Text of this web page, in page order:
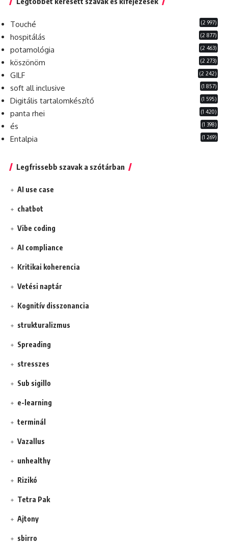
Touché (2 997)
hospitálás (2 877)
potamológia (2 463)
köszönöm (2 273)
GILF (2 242)
soft all inclusive (1 857)
Digitális tartalomkészítő (1 595)
panta rhei (1 420)
és (1 398)
Entalpia (1 269)
Legfrissebb szavak a szótárban
AI use case
chatbot
Vibe coding
AI compliance
Kritikai koherencia
Vetési naptár
Kognitív disszonancia
strukturalizmus
Spreading
stresszes
Sub sigillo
e-learning
terminál
Vazallus
unhealthy
Rizikó
Tetra Pak
Ajtony
sbirro